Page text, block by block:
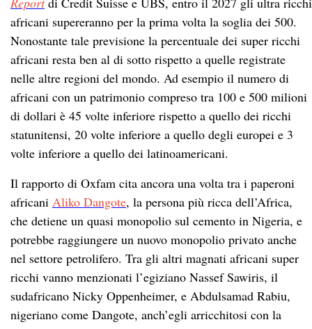
africani supereranno per la prima volta la soglia dei 500.
Nonostante tale previsione la percentuale dei super ricchi
africani resta ben al di sotto rispetto a quelle registrate
nelle altre regioni del mondo. Ad esempio il numero di
africani con un patrimonio compreso tra 100 e 500 milioni
di dollari è 45 volte inferiore rispetto a quello dei ricchi
statunitensi, 20 volte inferiore a quello degli europei e 3
volte inferiore a quello dei latinoamericani.
Il rapporto di Oxfam cita ancora una volta tra i paperoni
africani Aliko Dangote, la persona più ricca dell’Africa,
che detiene un quasi monopolio sul cemento in Nigeria, e
potrebbe raggiungere un nuovo monopolio privato anche
nel settore petrolifero. Tra gli altri magnati africani super
ricchi vanno menzionati l’egiziano Nassef Sawiris, il
sudafricano Nicky Oppenheimer, e Abdulsamad Rabiu,
nigeriano come Dangote, anch’egli arricchitosi con la